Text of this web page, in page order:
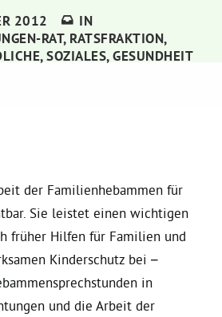
MdB
2012
IN
RAT, RATSFRAKTION,
,SOZIALES,GESUNDHEIT
der Familienhebammen für
Sie leistet einen wichtigen
früher Hilfen für Familien und
Kinderschutz bei –
in
und die Arbeit der